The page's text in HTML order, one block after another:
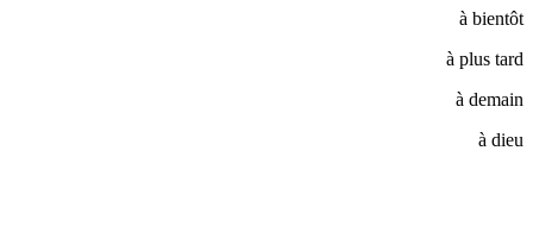
à bientôt
à plus tard
à demain
à dieu